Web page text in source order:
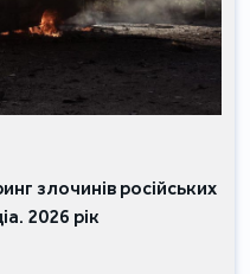
злочинів російських
2026 рік